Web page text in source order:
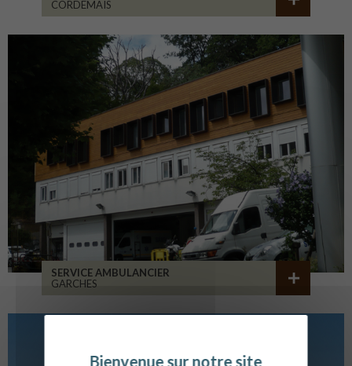
CORDEMAIS
SERVICE AMBULANCIER
GARCHES